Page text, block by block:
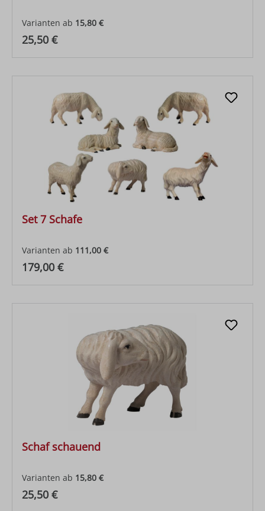
Varianten ab 15,80 €
Regulärer Preis:
25,50 €
Set 7 Schafe
Varianten ab 111,00 €
Regulärer Preis:
179,00 €
Schaf schauend
Varianten ab 15,80 €
Regulärer Preis:
25,50 €